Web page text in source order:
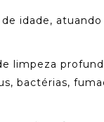
idade, atuando
limpeza
, bactérias,